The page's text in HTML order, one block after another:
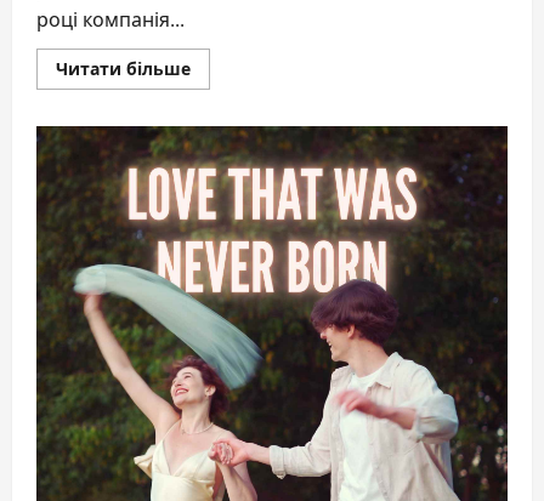
році компанія...
Читати більшеДокладніше
про
Oakley:
технології
майбутнього
для
вашого
зору